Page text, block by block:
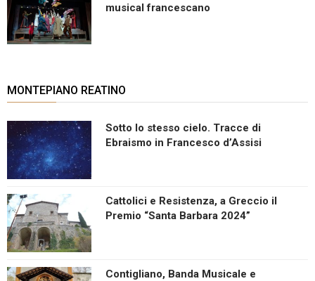
musical francescano
MONTEPIANO REATINO
Sotto lo stesso cielo. Tracce di
Ebraismo in Francesco d’Assisi
Cattolici e Resistenza, a Greccio il
Premio “Santa Barbara 2024”
Contigliano, Banda Musicale e